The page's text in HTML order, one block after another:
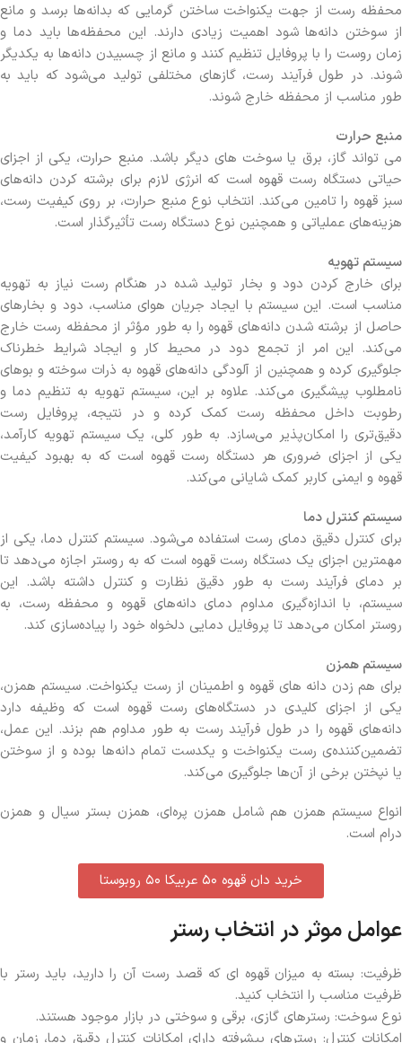
محفظه رست از جهت یکنواخت ساختن گرمایی که بدانه‌ها برسد و مانع
از سوختن دانه‌ها شود اهمیت زیادی دارند. این محفظه‌ها باید دما و
زمان روست را با پروفایل تنظیم کنند و مانع از چسبیدن دانه‌ها به یکدیگر
شوند. در طول فرآیند رست، گازهای مختلفی تولید می‌شود که باید به
طور مناسب از محفظه خارج شوند.
منبع حرارت
می تواند گاز، برق یا سوخت های دیگر باشد. منبع حرارت، یکی از اجزای
حیاتی دستگاه رست قهوه است که انرژی لازم برای برشته کردن دانه‌های
سبز قهوه را تامین می‌کند. انتخاب نوع منبع حرارت، بر روی کیفیت رست،
هزینه‌های عملیاتی و همچنین نوع دستگاه رست تأثیرگذار است.
سیستم تهویه
برای خارج کردن دود و بخار تولید شده در هنگام رست نیاز به تهویه
مناسب است. این سیستم با ایجاد جریان هوای مناسب، دود و بخارهای
حاصل از برشته شدن دانه‌های قهوه را به طور مؤثر از محفظه رست خارج
می‌کند. این امر از تجمع دود در محیط کار و ایجاد شرایط خطرناک
جلوگیری کرده و همچنین از آلودگی دانه‌های قهوه به ذرات سوخته و بوهای
نامطلوب پیشگیری می‌کند. علاوه بر این، سیستم تهویه به تنظیم دما و
رطوبت داخل محفظه رست کمک کرده و در نتیجه، پروفایل رست
دقیق‌تری را امکان‌پذیر می‌سازد. به طور کلی، یک سیستم تهویه کارآمد،
یکی از اجزای ضروری هر دستگاه رست قهوه است که به بهبود کیفیت
قهوه و ایمنی کاربر کمک شایانی می‌کند.
سیستم کنترل دما
برای کنترل دقیق دمای رست استفاده می‌شود. سیستم کنترل دما، یکی از
مهمترین اجزای یک دستگاه رست قهوه است که به روستر اجازه می‌دهد تا
بر دمای فرآیند رست به طور دقیق نظارت و کنترل داشته باشد. این
سیستم، با اندازه‌گیری مداوم دمای دانه‌های قهوه و محفظه رست، به
روستر امکان می‌دهد تا پروفایل دمایی دلخواه خود را پیاده‌سازی کند.
سیستم همزن
برای هم زدن دانه های قهوه و اطمینان از رست یکنواخت. سیستم همزن،
یکی از اجزای کلیدی در دستگاه‌های رست قهوه است که وظیفه دارد
دانه‌های قهوه را در طول فرآیند رست به طور مداوم هم بزند. این عمل،
تضمین‌کننده‌ی رست یکنواخت و یکدست تمام دانه‌ها بوده و از سوختن
یا نپختن برخی از آن‌ها جلوگیری می‌کند.
انواع سیستم همزن هم شامل همزن پره‌ای، همزن بستر سیال و همزن
درام است.
خرید دان قهوه ۵۰ عربیکا ۵۰ روبوستا
عوامل موثر در انتخاب رستر
ظرفیت: بسته به میزان قهوه ای که قصد رست آن را دارید، باید رستر با
ظرفیت مناسب را انتخاب کنید.
نوع سوخت: رسترهای گازی، برقی و سوختی در بازار موجود هستند.